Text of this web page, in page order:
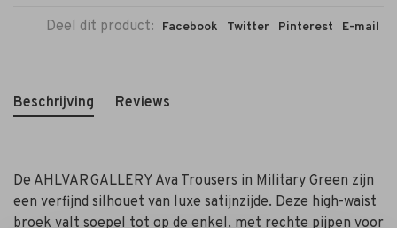
Deel dit product: Facebook Twitter Pinterest E-mail
Beschrijving Reviews
De AHLVAR GALLERY Ava Trousers in Military Green zijn
een verfijnd silhouet van luxe satijnzijde. Deze high-waist
broek valt soepel tot op de enkel, met rechte pijpen voor